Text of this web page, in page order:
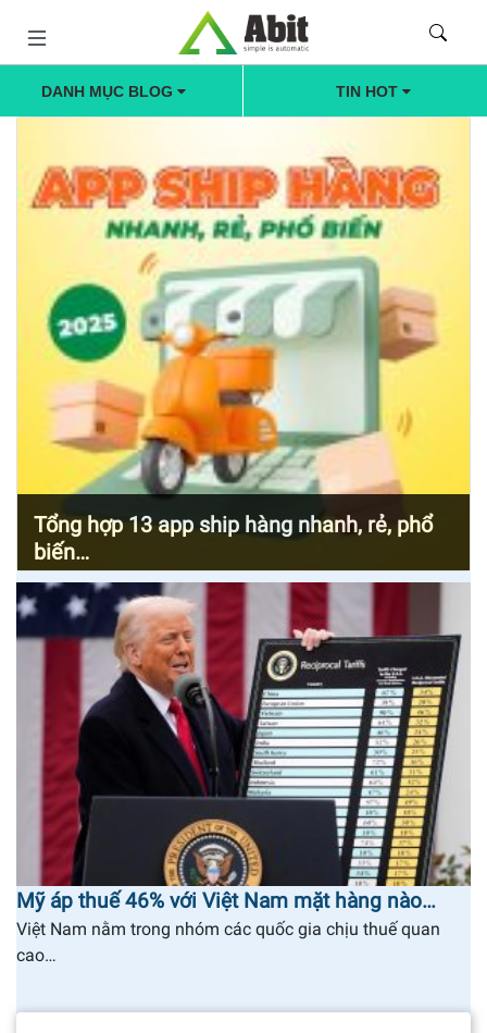
DANH MỤC BLOG TIN HOT
Tổng hợp 13 app ship hàng nhanh, rẻ, phổ
biến…
Mỹ áp thuế 46% với Việt Nam mặt hàng nào…
Việt Nam nằm trong nhóm các quốc gia chịu thuế quan
cao…